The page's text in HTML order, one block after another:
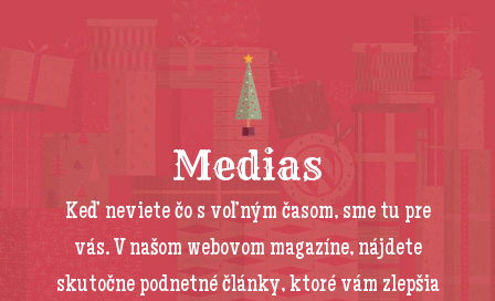
Medias
Keď neviete čo s voľným časom, sme tu pre
vás. V našom webovom magazíne, nájdete
skutočne podnetné články, ktoré vám zlepšia